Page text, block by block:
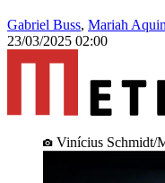
Gabriel Buss, Mariah
23/03/2025 02:00
Vinícius Schmidt/